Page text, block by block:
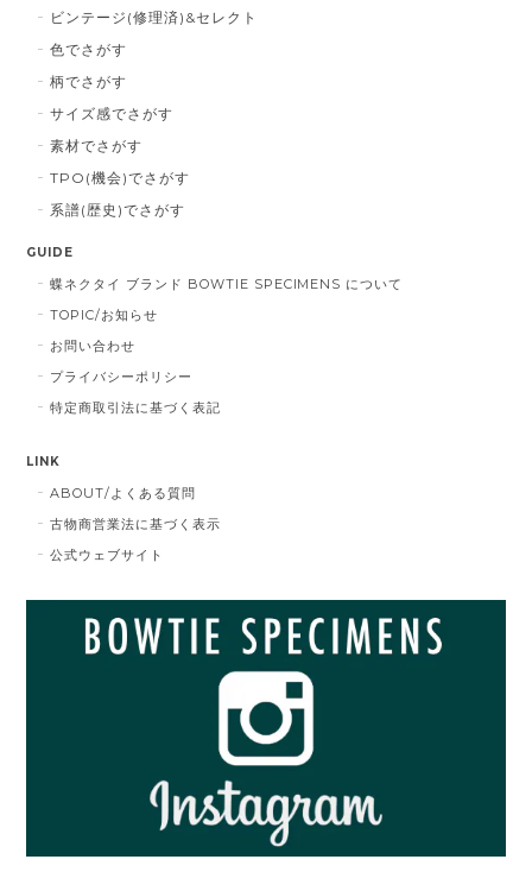
ビンテージ(修理済)&セレクト
色でさがす
柄でさがす
サイズ感でさがす
素材でさがす
TPO(機会)でさがす
系譜(歴史)でさがす
GUIDE
蝶ネクタイ ブランド BOWTIE SPECIMENS について
TOPIC/お知らせ
お問い合わせ
プライバシーポリシー
特定商取引法に基づく表記
LINK
ABOUT/よくある質問
古物商営業法に基づく表示
公式ウェブサイト